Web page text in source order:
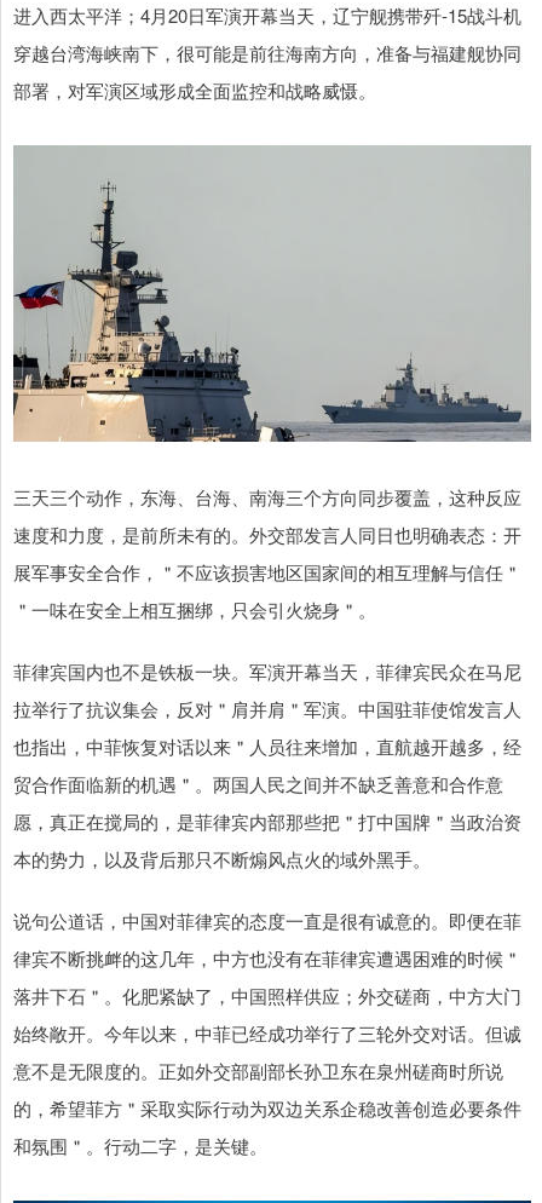
进入西太平洋；4月20日军演开幕当天，辽宁舰携带歼-15战斗机
穿越台湾海峡南下，很可能是前往海南方向，准备与福建舰协同
部署，对军演区域形成全面监控和战略威慑。
三天三个动作，东海、台海、南海三个方向同步覆盖，这种反应
速度和力度，是前所未有的。外交部发言人同日也明确表态：开
展军事安全合作，＂不应该损害地区国家间的相互理解与信任＂
＂一味在安全上相互捆绑，只会引火烧身＂。
菲律宾国内也不是铁板一块。军演开幕当天，菲律宾民众在马尼
拉举行了抗议集会，反对＂肩并肩＂军演。中国驻菲使馆发言人
也指出，中菲恢复对话以来＂人员往来增加，直航越开越多，经
贸合作面临新的机遇＂。两国人民之间并不缺乏善意和合作意
愿，真正在搅局的，是菲律宾内部那些把＂打中国牌＂当政治资
本的势力，以及背后那只不断煽风点火的域外黑手。
说句公道话，中国对菲律宾的态度一直是很有诚意的。即便在菲
律宾不断挑衅的这几年，中方也没有在菲律宾遭遇困难的时候＂
落井下石＂。化肥紧缺了，中国照样供应；外交磋商，中方大门
始终敞开。今年以来，中菲已经成功举行了三轮外交对话。但诚
意不是无限度的。正如外交部副部长孙卫东在泉州磋商时所说
的，希望菲方＂采取实际行动为双边关系企稳改善创造必要条件
和氛围＂。行动二字，是关键。